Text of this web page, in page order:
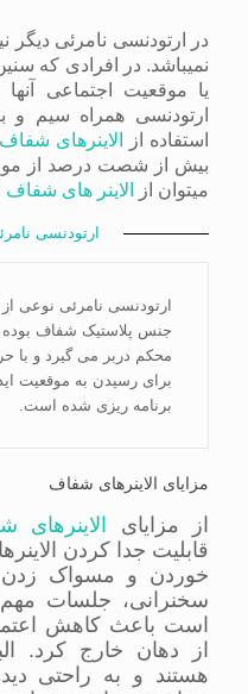
در ارتودنسی نامرئی دیگر
نمیباشد. در افرادی که
یا موقعیت اجتماعی
ارتودنسی همراه سیم و
استفاده از
الاینرهای شفاف
بیش از شصت درصد از
میتوان از
الاینر های شفاف
ارتودنسی
ارتودنسی نامرئی نوعی
جنس پلاستیک شفاف بوده
محکم دربر می گیرد و با
برای رسیدن به موقعیت
برنامه ریزی شده است.
مزایای الاینرهای شفاف
از مزایای الاینرهای
قابلیت جدا کردن
خوردن و مسواک زدن
سخنرانی، جلسات
است باعث کاهش
از دهان خارج کرد.
هستند و به راحتی